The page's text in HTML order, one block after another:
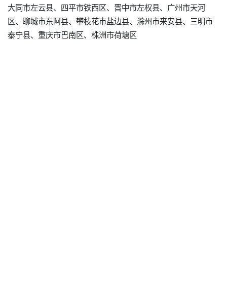
大同市左云县、四平市铁西区、晋中市左权县、广州市天河
区、聊城市东阿县、攀枝花市盐边县、滁州市来安县、三明市
泰宁县、重庆市巴南区、株洲市荷塘区